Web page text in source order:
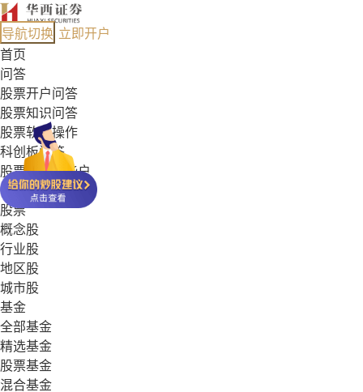
导航切换 立即开户
首页
问答
股票开户问答
股票知识问答
股票软件操作
科创板问答
股票能开哪些户
基金常见问答
股票
概念股
行业股
地区股
城市股
基金
全部基金
精选基金
股票基金
混合基金